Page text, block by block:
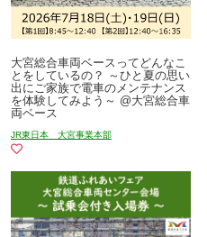
大宮総合車両ベースってどんなこ
とをしているの？ ～ひと夏の思い
出にご家族で電車のメンテナンス
を体験してみよう～ @大宮総合車
両ベース
JR東日本 大宮事業本部